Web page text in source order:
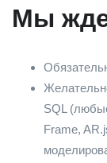
Мы
SQL
Frame,